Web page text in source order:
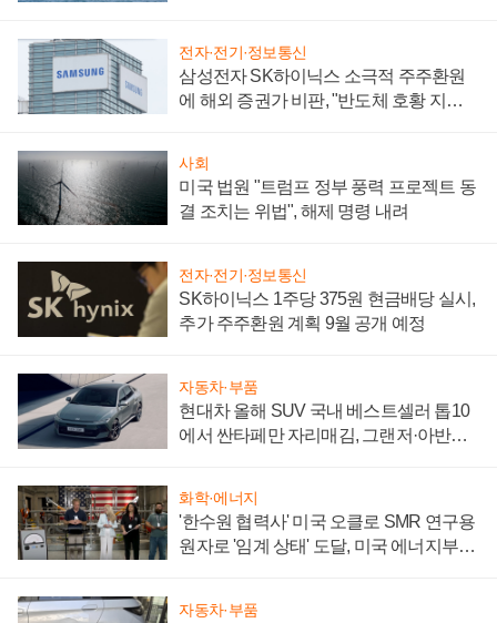
전자·전기·정보통신
삼성전자 SK하이닉스 소극적 주주환원
에 해외 증권가 비판, "반도체 호황 지속
사회
미국 법원 "트럼프 정부 풍력 프로젝트 동
결 조치는 위법", 해제 명령 내려
전자·전기·정보통신
SK하이닉스 1주당 375원 현금배당 실시,
추가 주주환원 계획 9월 공개 예정
자동차·부품
현대차 올해 SUV 국내 베스트셀러 톱10
에서 싼타페만 자리매김, 그랜저·아반떼
화학·에너지
'한수원 협력사' 미국 오클로 SMR 연구용
원자로 '임계 상태' 도달, 미국 에너지부
자동차·부품